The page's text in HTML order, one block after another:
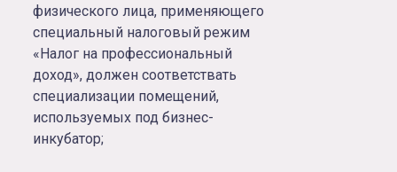
физического лица, применяющего
специальный налоговый режим
«Налог на профессиональный
доход», должен соответствать
специализации помещений,
используемых под бизнес-
инкубатор;